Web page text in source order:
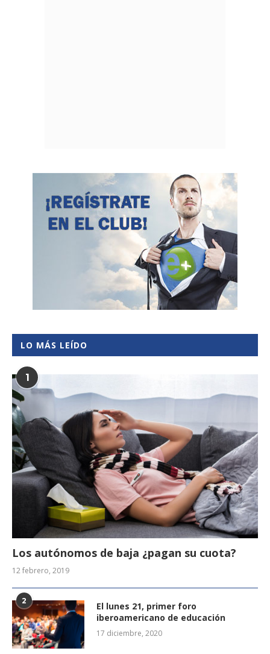
LO MÁS LEÍDO
1
Los autónomos de baja ¿pagan su cuota?
12 febrero, 2019
2
El lunes 21, primer foro
iberoamericano de educación
17 diciembre, 2020